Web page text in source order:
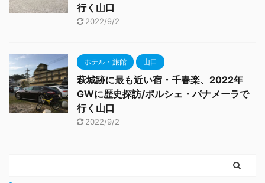
行く山口
2022/9/2
ホテル・旅館 山口
萩城跡に最も近い宿・千春楽、2022年
GWに歴史探訪/ポルシェ・パナメーラで
行く山口
2022/9/2